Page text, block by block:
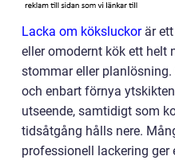
Lacka om köksluckorär ett
eller omodernt kök ett helt
stommar eller
och enbart förnya
utseende, samtidigt som
tidsåtgång hålls nere.
professionell lackering